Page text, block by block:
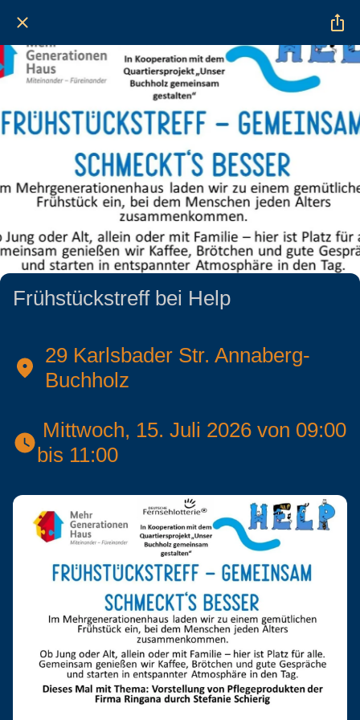
Frühstückstreff bei Help
29 Karlsbader Str. Annaberg-
Buchholz
bis 11:00